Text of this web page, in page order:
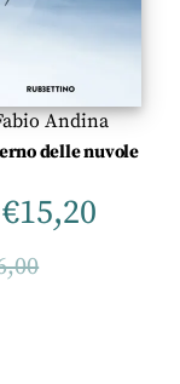
Andina
delle nuvole
€15,20